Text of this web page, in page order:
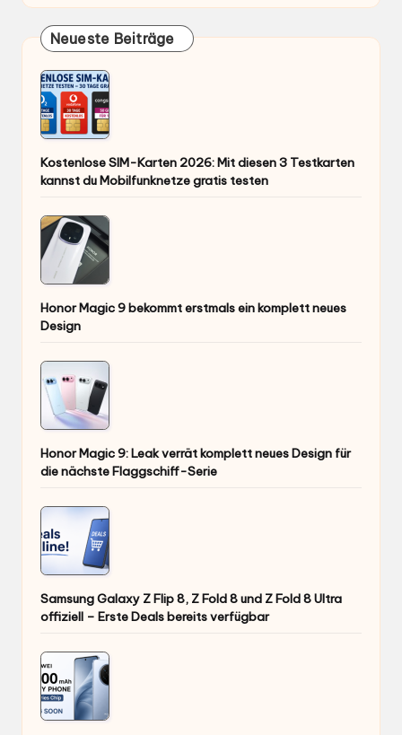
Neueste Beiträge
Kostenlose SIM-Karten 2026: Mit diesen 3 Testkarten
kannst du Mobilfunknetze gratis testen
Honor Magic 9 bekommt erstmals ein komplett neues
Design
Honor Magic 9: Leak verrät komplett neues Design für
die nächste Flaggschiff-Serie
Samsung Galaxy Z Flip 8, Z Fold 8 und Z Fold 8 Ultra
offiziell – Erste Deals bereits verfügbar